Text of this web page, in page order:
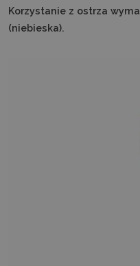
Korzystanie z ostrza
(niebieska).